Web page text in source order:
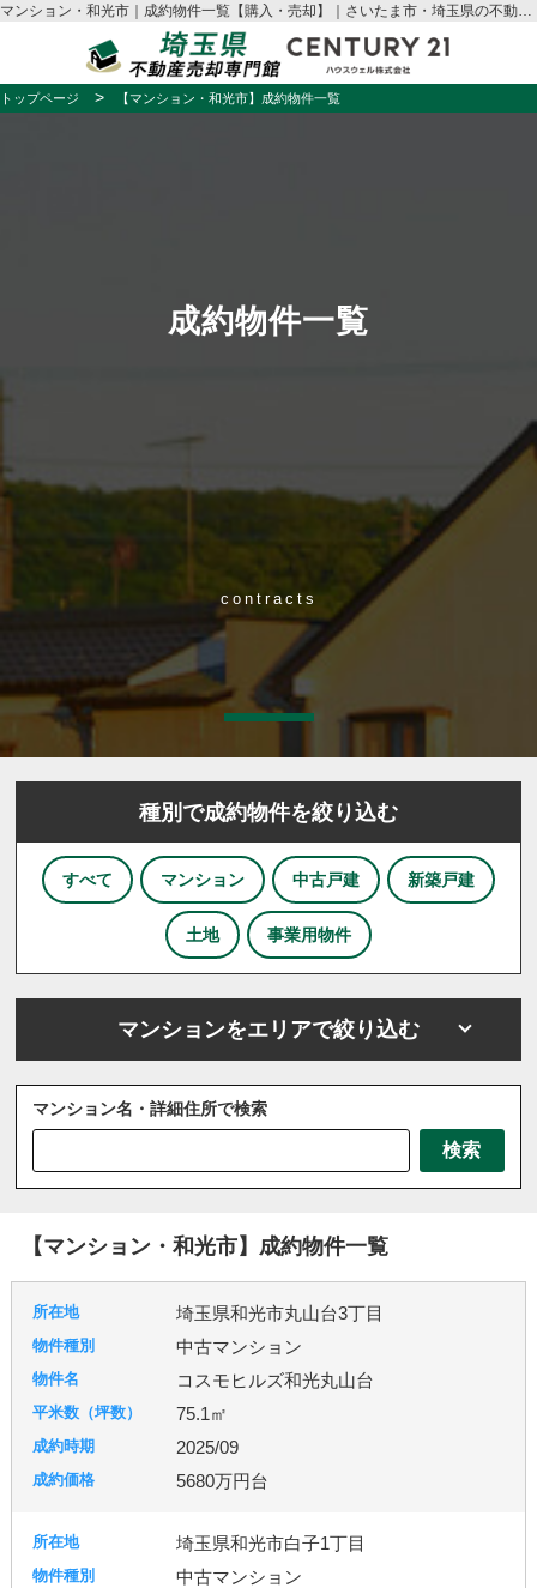
マンション・和光市｜成約物件一覧【購入・売却】｜さいたま市・埼玉県の不動産売却はハウスウェル
トップページ 【マンション・和光市】成約物件一覧
成約物件一覧
contracts
種別で成約物件を絞り込む
すべて マンション 中古戸建 新築戸建
土地 事業用物件
マンションをエリアで絞り込む
三郷市
八潮市
北本市 吉川市 和光市
宮代町
杉戸町
東松山市 松伏町 桶川市
蕨市
上里町 伊奈町
吉見町
日高市
鶴ヶ島市 加須市
羽生市
幸手市 北葛飾郡 富士見市
台東区 東京都北区 足立区
千葉市 流山市
マンション名・詳細住所で検索
検索
【マンション・和光市】成約物件一覧
埼玉県和光市丸山台3丁目
中古マンション
コスモヒルズ和光丸山台
75.1㎡
2025/09
5680万円台
埼玉県和光市白子1丁目
中古マンション